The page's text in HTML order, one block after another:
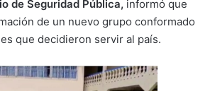
de Seguridad Pública, informó que
de un nuevo grupo conformado
que decidieron servir al país.